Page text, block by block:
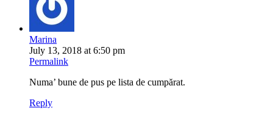
Marina
July 13, 2018 at 6:50 pm
Permalink
Numa’ bune de pus pe lista de cumpărat.
Reply